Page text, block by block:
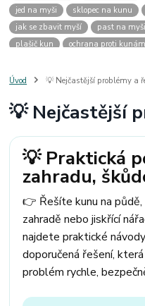
jed na myši
sklopec na kunu
jak se zbavit myší
past na myši
plašič kun
ochrana proti kunám
past na kunu
myši v domě
štěnice
štěnice v hotelu jak
mravenci a mšice
uhlíky do
uhlíky do vysavače
uhlíky do
uhlíky parkside
uhlíky ferm
kde sehnat uhlíky
kde koupit
Úvod 💡 Nejčastější problémy a
💡 Nejčastější
💡 Praktická
zahradu,
👉 Řešíte kunu na
zahradě nebo jiskřící
najdete praktické
doporučená řešení,
problém rychle,